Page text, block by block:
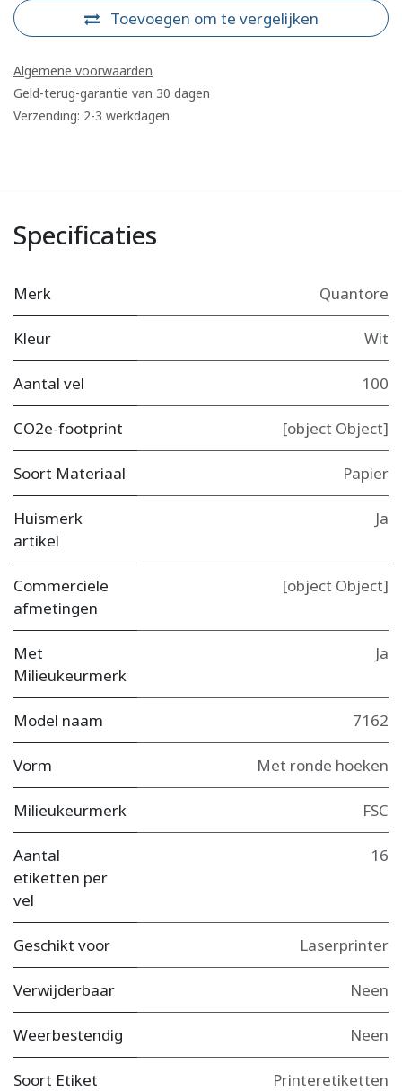
Toevoegen om te vergelijken
Algemene voorwaarden
Geld-terug-garantie van 30 dagen
Verzending: 2-3 werkdagen
Specificaties
Merk Quantore
Kleur Wit
Aantal vel 100
CO2e-footprint [object Object]
Soort Materiaal Papier
Huismerk
artikel
Ja
Commerciële
afmetingen
[object Object]
Met
Milieukeurmerk
Ja
Model naam 7162
Vorm Met ronde hoeken
Milieukeurmerk FSC
Aantal
etiketten per
vel
16
Geschikt voor Laserprinter
Verwijderbaar Neen
Weerbestendig Neen
Soort Etiket Printeretiketten